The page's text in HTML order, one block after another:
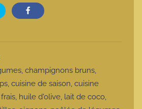
, champignons bruns,
, cuisine de saison, cuisine
, huile d'olive, lait de coco,